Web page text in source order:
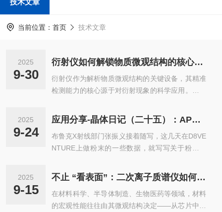
技术文章
当前位置： 首页 技术文章
2025
9-30
衍射仪如何解锁物质微观结构的核心逻辑​？
衍射仪作为解析物质微观结构的关键设备，其精准
检测能力的核心源于对衍射现象的科学应用。深入
其分析价值的基础，也为各领域科研与生产中的结
构分析工作提供理论支撑。​衍射仪的原理核心围绕
X射线衍射效应展开，X射线具有电磁波属性，其波
长与晶体中原子间的距离处于同一数量级，当X射
发生相互作用——原子中的电子会吸收X射线能量
序传播，而是会因晶体原子的周期性排...
2025
9-24
应用分享-晶体日记（二十五）：APEX6的正确打开方式-2（XRD软件）
布鲁克X射线部门张振义接着随写，这几天在D8VE
NTURE上做粉末的一些数据，就写写关于粉末的
的。一、自动化XRD2EVAL的使用使用D8VENTU
RE/QUEST采集少量样品，以及低温环境下的粉末
XRD数据，已经成为日常工作中的常态。甚至很多
时候，我们能得到非常好的数据用于结构精修。AP
2025
9-15
不止 “看表面”：二次离子质谱仪如何揭示材料微观结构的隐藏信息？
在材料科学、半导体制造、生物医药等领域，材料
的宏观性能往往由其微观结构决定——从芯片中元